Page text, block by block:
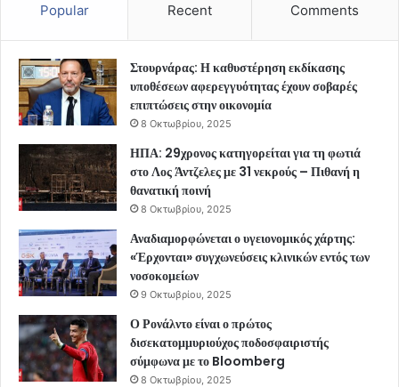
Popular Recent Comments
Στουρνάρας: Η καθυστέρηση εκδίκασης
υποθέσεων αφερεγγυότητας έχουν σοβαρές
επιπτώσεις στην οικονομία
8 Οκτωβρίου, 2025
ΗΠΑ: 29χρονος κατηγορείται για τη φωτιά
στο Λος Άντζελες με 31 νεκρούς – Πιθανή η
θανατική ποινή
8 Οκτωβρίου, 2025
Αναδιαμορφώνεται ο υγειονομικός χάρτης:
«Έρχονται» συγχωνεύσεις κλινικών εντός των
νοσοκομείων
9 Οκτωβρίου, 2025
Ο Ρονάλντο είναι ο πρώτος
δισεκατομμυριούχος ποδοσφαιριστής
σύμφωνα με το Bloomberg
8 Οκτωβρίου, 2025